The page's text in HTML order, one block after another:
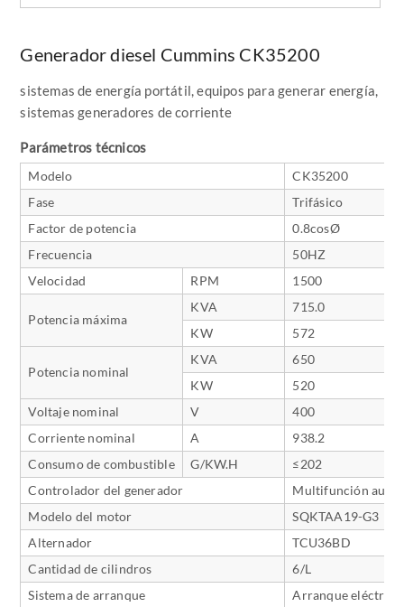
Generador diesel Cummins CK35200
sistemas de energía portátil, equipos para generar energía,
sistemas generadores de corriente
Parámetros técnicos
Modelo
CK35200
Fase
Trifásico
Factor de potencia
0.8cosØ
Frecuencia
50HZ
Velocidad
RPM 1500
Potencia máxima
KVA
715.0
KW
572
Potencia nominal
KVA
650
KW
520
Voltaje nominal
V
400
Corriente nominal
A
938.2
Consumo de combustible
G/KW.H
≤202
Controlador del generador
Multifunción
Modelo del motor
SQKTAA19-G3
Alternador
TCU36BD
Cantidad de cilindros
6/L
Sistema de arranque
Arranque eléctrico